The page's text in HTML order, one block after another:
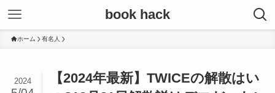
book hack
ホーム 有名人
【2024年最新】TWICEの解散はい
2024